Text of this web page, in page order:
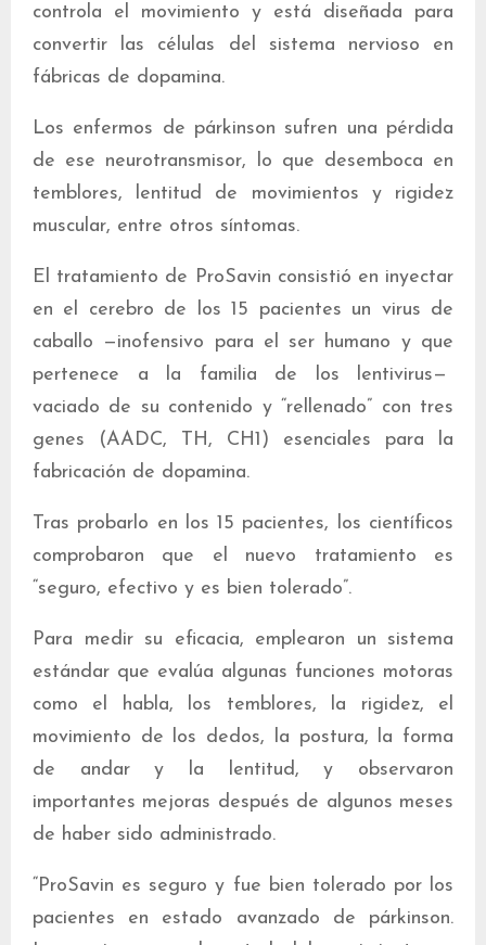
controla el movimiento y está diseñada para
convertir las células del sistema nervioso en
fábricas de dopamina.
Los enfermos de párkinson sufren una pérdida
de ese neurotransmisor, lo que desemboca en
temblores, lentitud de movimientos y rigidez
muscular, entre otros síntomas.
El tratamiento de ProSavin consistió en inyectar
en el cerebro de los 15 pacientes un virus de
caballo —inofensivo para el ser humano y que
pertenece a la familia de los lentivirus—
vaciado de su contenido y “rellenado” con tres
genes (AADC, TH, CH1) esenciales para la
fabricación de dopamina.
Tras probarlo en los 15 pacientes, los científicos
comprobaron que el nuevo tratamiento es
“seguro, efectivo y es bien tolerado”.
Para medir su eficacia, emplearon un sistema
estándar que evalúa algunas funciones motoras
como el habla, los temblores, la rigidez, el
movimiento de los dedos, la postura, la forma
de andar y la lentitud, y observaron
importantes mejoras después de algunos meses
de haber sido administrado.
“ProSavin es seguro y fue bien tolerado por los
pacientes en estado avanzado de párkinson.